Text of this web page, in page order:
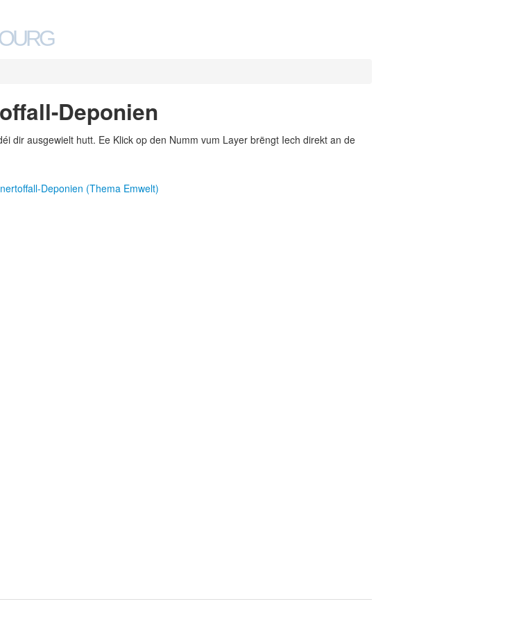
Deponien
dir ausgewielt hutt. Ee Klick op den Numm vum Layer brëngt Iech direkt an de
Deponien (Thema Emwelt)